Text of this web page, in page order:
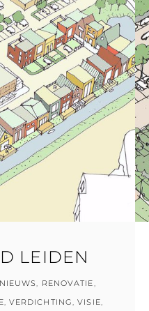
LEIDEN
NIEUWS, RENOVATIE,
, VERDICHTING,VISIE,